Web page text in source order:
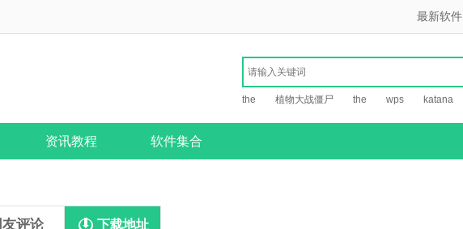
最新软件
the 植物大战僵尸 the wps katana
资讯教程 软件集合
友评论 下载地址